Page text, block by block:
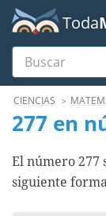
Toda
Buscar
MenúCIENCIAS
277 en
El número 277
siguiente